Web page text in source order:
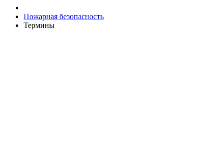
Пожарная безопасность
Термины